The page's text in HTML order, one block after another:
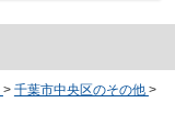
> 千葉市中央区のその他 >